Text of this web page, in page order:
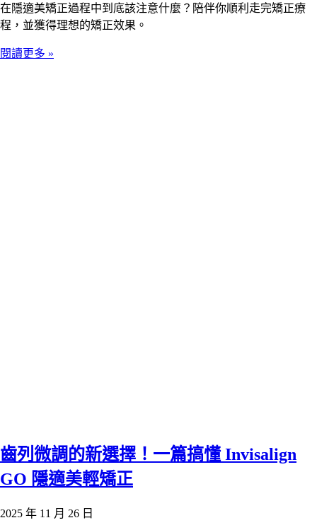
在隱適美矯正過程中到底該注意什麼？陪伴你順利走完矯正療
程，並獲得理想的矯正效果。
閱讀更多 »
齒列微調的新選擇！一篇搞懂 Invisalign
GO 隱適美輕矯正
2025 年 11 月 26 日